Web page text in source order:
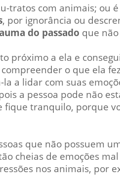
tratos com animais; ou
, por ignorância ou
do passado que
próximo a ela e
o que ela
a lidar com suas
a pessoa pode não
fique tranquilo, porque
que não possuem
cheias de emoções
nos animais, por